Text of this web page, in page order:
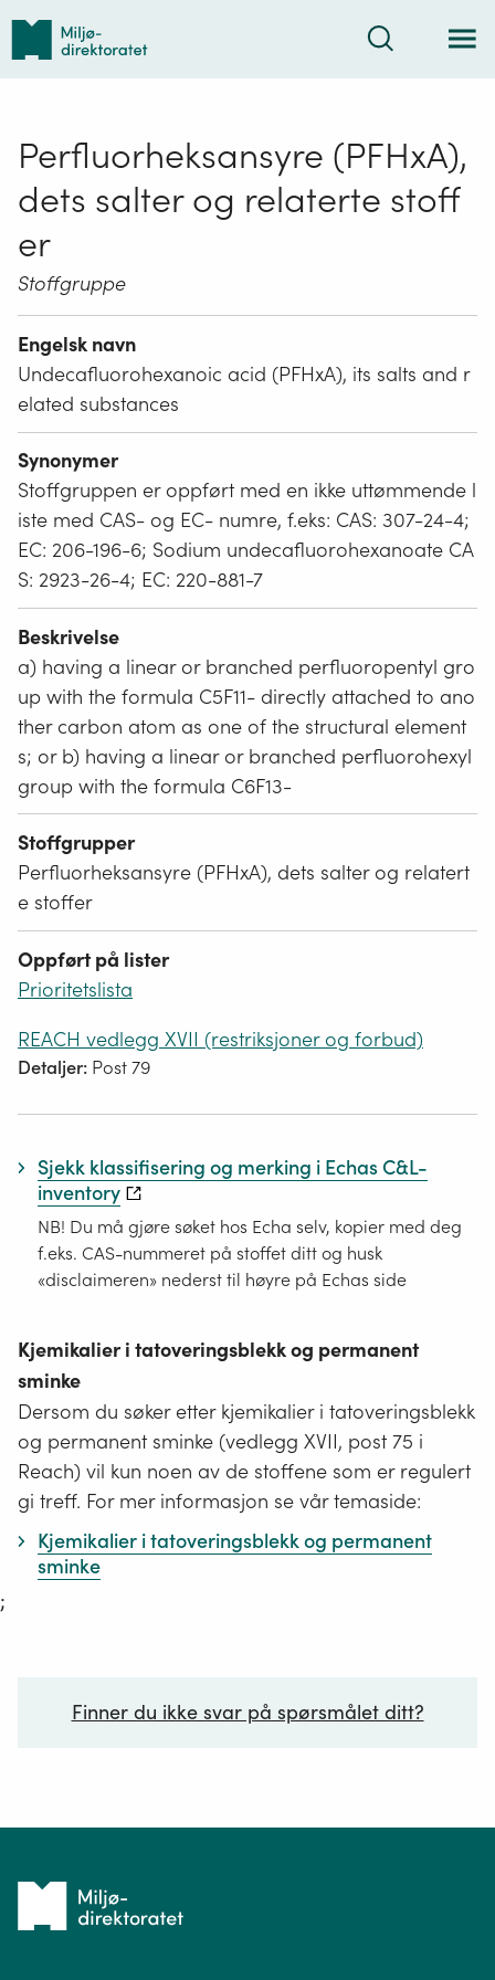
Tilbake
forsiden
Søk
Perfluorheksansyre (PFHxA),
dets salter og relaterte stoff
er
Stoffgruppe
Engelsk navn
Undecafluorohexanoic acid (PFHxA), its salts and r
elated substances
Synonymer
Stoffgruppen er oppført med en ikke uttømmende l
iste med CAS- og EC- numre, f.eks: CAS: 307-24-4;
EC: 206-196-6; Sodium undecafluorohexanoate CA
S: 2923-26-4; EC: 220-881-7
Beskrivelse
a) having a linear or branched perfluoropentyl gro
up with the formula C5F11- directly attached to ano
ther carbon atom as one of the structural element
s; or b) having a linear or branched perfluorohexyl
group with the formula C6F13-
Stoffgrupper
Perfluorheksansyre (PFHxA), dets salter og relatert
e stoffer
Oppført på lister
Prioritetslista
REACH vedlegg XVII (restriksjoner og forbud)
Detaljer: Post 79
Sjekk klassifisering og merking i Echas C&L-
inventory
NB! Du må gjøre søket hos Echa selv, kopier med deg
f.eks. CAS-nummeret på stoffet ditt og husk
«disclaimeren» nederst til høyre på Echas side
Kjemikalier i tatoveringsblekk og permanent
sminke
Dersom du søker etter kjemikalier i tatoveringsblekk
og permanent sminke (vedlegg XVII, post 75 i
Reach) vil kun noen av de stoffene som er regulert
gi treff. For mer informasjon se vår temaside:
Kjemikalier i tatoveringsblekk og permanent
sminke
;
Finner du ikke svar på spørsmålet ditt?
Tilbake